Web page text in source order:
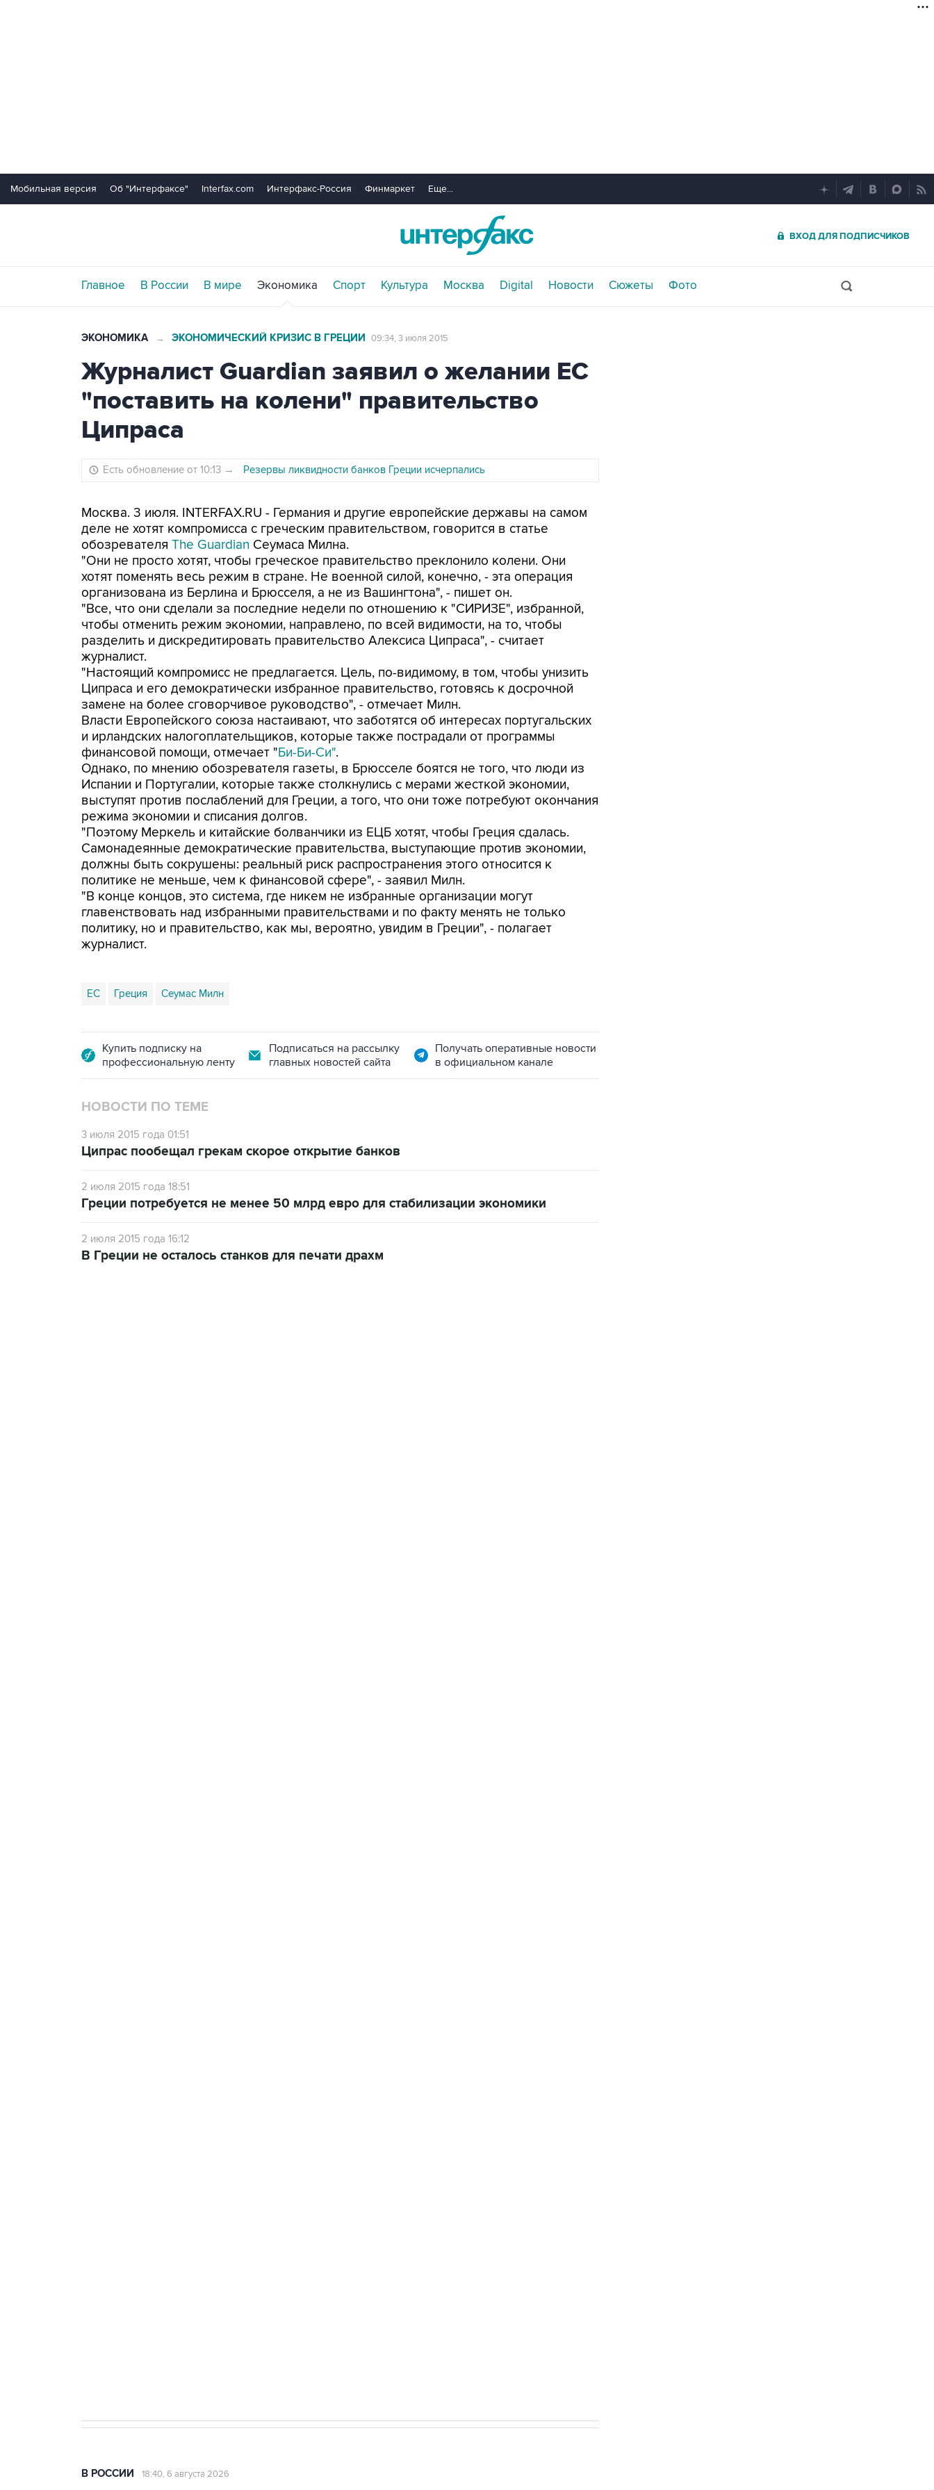
Мобильная версия Об "Интерфаксе" Interfax.com Интерфакс-Россия Финмаркет Еще...
ВХОД ДЛЯ ПОДПИСЧИКОВ
Главное В России В мире Экономика Спорт Культура Москва Digital Новости Сюжеты Фото
ЭКОНОМИКА → ЭКОНОМИЧЕСКИЙ КРИЗИС В ГРЕЦИИ 09:34, 3 июля 2015
Журналист Guardian заявил о желании ЕС
"поставить на колени" правительство
Ципраса
Есть обновление от 10:13 → Резервы ликвидности банков Греции исчерпались
Москва. 3 июля. INTERFAX.RU - Германия и другие европейские державы на самом
деле не хотят компромисса с греческим правительством, говорится в статье
обозревателя The Guardian Сеумаса Милна.
"Они не просто хотят, чтобы греческое правительство преклонило колени. Они
хотят поменять весь режим в стране. Не военной силой, конечно, - эта операция
организована из Берлина и Брюсселя, а не из Вашингтона", - пишет он.
"Все, что они сделали за последние недели по отношению к "СИРИЗЕ", избранной,
чтобы отменить режим экономии, направлено, по всей видимости, на то, чтобы
разделить и дискредитировать правительство Алексиса Ципраса", - считает
журналист.
"Настоящий компромисс не предлагается. Цель, по-видимому, в том, чтобы унизить
Ципраса и его демократически избранное правительство, готовясь к досрочной
замене на более сговорчивое руководство", - отмечает Милн.
Власти Европейского союза настаивают, что заботятся об интересах португальских
и ирландских налогоплательщиков, которые также пострадали от программы
финансовой помощи, отмечает "Би-Би-Си".
Однако, по мнению обозревателя газеты, в Брюсселе боятся не того, что люди из
Испании и Португалии, которые также столкнулись с мерами жесткой экономии,
выступят против послаблений для Греции, а того, что они тоже потребуют окончания
режима экономии и списания долгов.
"Поэтому Меркель и китайские болванчики из ЕЦБ хотят, чтобы Греция сдалась.
Самонадеянные демократические правительства, выступающие против экономии,
должны быть сокрушены: реальный риск распространения этого относится к
политике не меньше, чем к финансовой сфере", - заявил Милн.
"В конце концов, это система, где никем не избранные организации могут
главенствовать над избранными правительствами и по факту менять не только
политику, но и правительство, как мы, вероятно, увидим в Греции", - полагает
журналист.
ЕС Греция Сеумас Милн
Купить подписку на
профессиональную ленту
Подписаться на рассылку
главных новостей сайта
Получать оперативные новости
в официальном канале
НОВОСТИ ПО ТЕМЕ
3 июля 2015 года 01:51
Ципрас пообещал грекам скорое открытие банков
2 июля 2015 года 18:51
Греции потребуется не менее 50 млрд евро для стабилизации экономики
2 июля 2015 года 16:12
В Греции не осталось станков для печати драхм
В РОССИИ 18:40, 6 августа 2026